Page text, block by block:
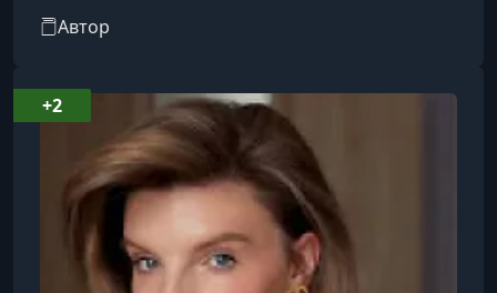
известно далеко за пределами России
благодаря многочисленным победам и
специалистов по всему миру.Антонина —
серебряный и бронзовый чемпион мира по
парикмахерскому искусству по версии OMC
(Париж, 2020), победитель чемпионата GK, а
также обладатель "Золотого диплома" в
продюсерском про
Автор
+2